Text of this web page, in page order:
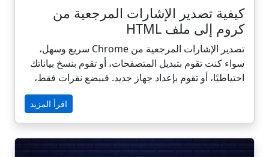
كيفية تصدير الإشارات المرجعية من
كروم إلى ملف HTML
تصدير الإشارات المرجعية من Chrome سريع وسهل،
سواء كنت تقوم بتبديل المتصفحات، أو تقوم بنسخ بياناتك
احتياطيًا، أو تقوم بإعداد جهاز جديد. فببضع نقرات فقط،
يمكنك حفظ إشاراتك المرجعية في كروم كملف HTML
يعمل عبر جميع المتصفحات والمنصات الرئيسية. يرشدك
هذا الدليل إلى الخطوات ويوضح لك كيف يمكن ل
CarryLinks تحويل هذا الملف إلى نظام قوي ومنظم
لإدارة الإشارات المرجعية عبر كل جهاز.
اقرأ المزيد